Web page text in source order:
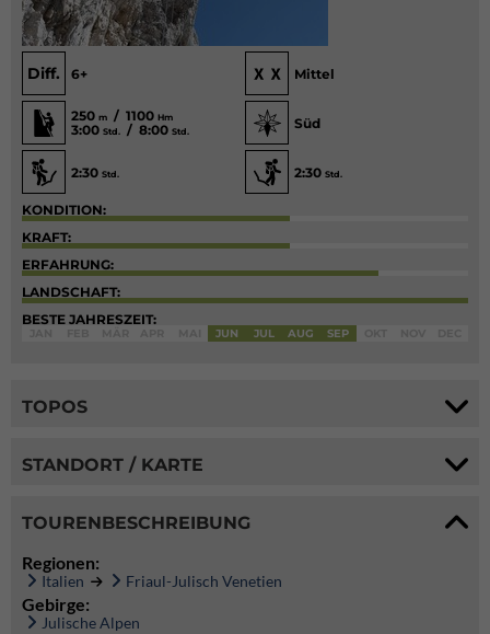
Diff. 6+ Mittel
250 m / 1100 Hm
3:00 Std. / 8:00 Std.
Süd
2:30 Std. 2:30 Std.
KONDITION:
KRAFT:
ERFAHRUNG:
LANDSCHAFT:
BESTE JAHRESZEIT:
JUN JUL AUG SEP
TOPOS
STANDORT / KARTE
TOURENBESCHREIBUNG
Regionen:
Italien Friaul-Julisch Venetien
Gebirge:
Julische Alpen